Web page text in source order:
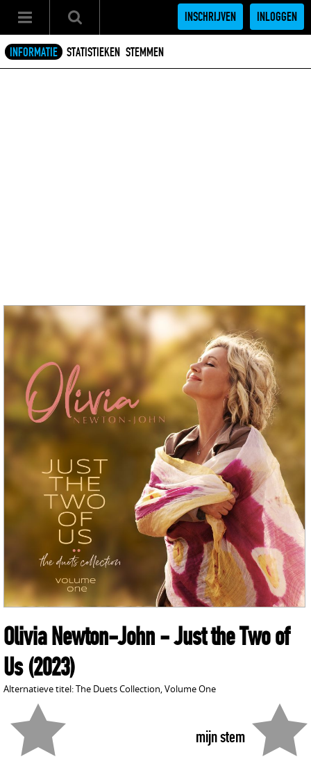
INSCHRIJVEN INLOGGEN
INFORMATIE STATISTIEKEN STEMMEN
Olivia Newton-John- Just the Two of
Us(2023)
Alternatieve titel: The Duets Collection, Volume One
mijn stem